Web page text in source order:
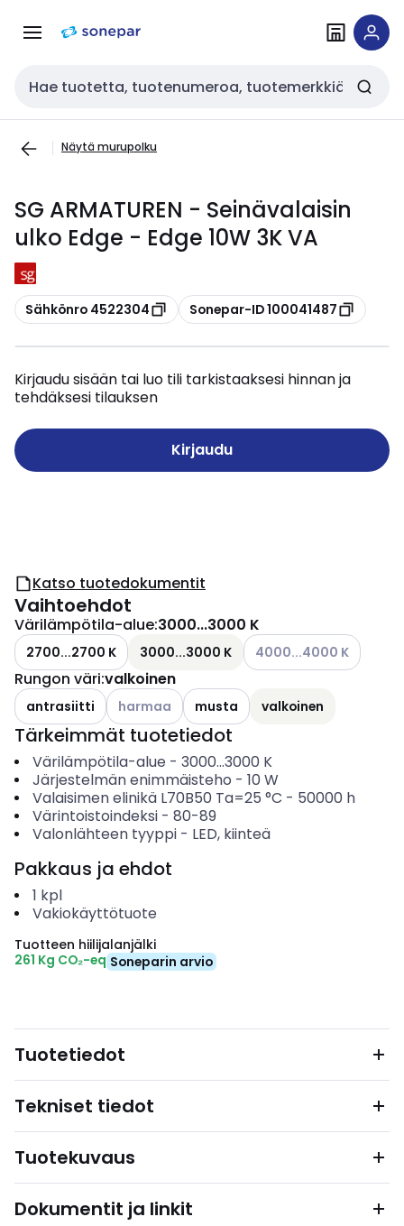
navigointiinsisältöön
Haku
Näytä murupolku
SG ARMATUREN - Seinävalaisin
ulko Edge - Edge 10W 3K VA
Kopioi
Sähkönro 4522304 Kopioi
Sonepar-ID 100041487
Kirjaudu sisään tai luo tili tarkistaaksesi hinnan ja
tehdäksesi tilauksen
Kirjaudu
Katso tuotedokumentit
Vaihtoehdot
Värilämpötila-alue:3000...3000 K
2700...2700 K 3000...3000 K Katso käytettävissä
4000...4000 K
Rungon väri:valkoinen
antrasiitti Katso käytettävissä olevat vaihtoehdot
harmaa musta valkoinen
Tärkeimmät tuotetiedot
Värilämpötila-alue - 3000...3000 K
Järjestelmän enimmäisteho - 10 W
Valaisimen elinikä L70B50 Ta=25 °C - 50000 h
Värintoistoindeksi- 80-89
Valonlähteen tyyppi- LED, kiinteä
Pakkaus ja ehdot
1 kpl
Vakiokäyttötuote
Tuotteen hiilijalanjälki
261 Kg CO₂-eq Soneparin arvio
Tuotetiedot
Tekniset tiedot
Tuotekuvaus
Dokumentit ja linkit